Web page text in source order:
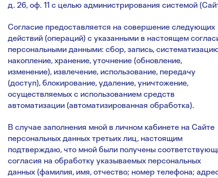
д. 26, оф. 11 с целью администрирования системой
Согласие предоставляется на совершение следующих
действий (операций) с указанными в настоящем
персональными данными: сбор, запись,
накопление, хранение, уточнение (обновление,
изменение), извлечение, использование, передачу
(доступ), блокирование, удаление, уничтожение,
осуществляемых с использованием средств
автоматизации (автоматизированная обработка).
В случае заполнения мной в личном кабинете на Сайте
персональных данных третьих лиц, настоящим
подтверждаю, что мной были получены
согласия на обработку указываемых персональных
данных (фамилия, имя, отчество; номер телефона;